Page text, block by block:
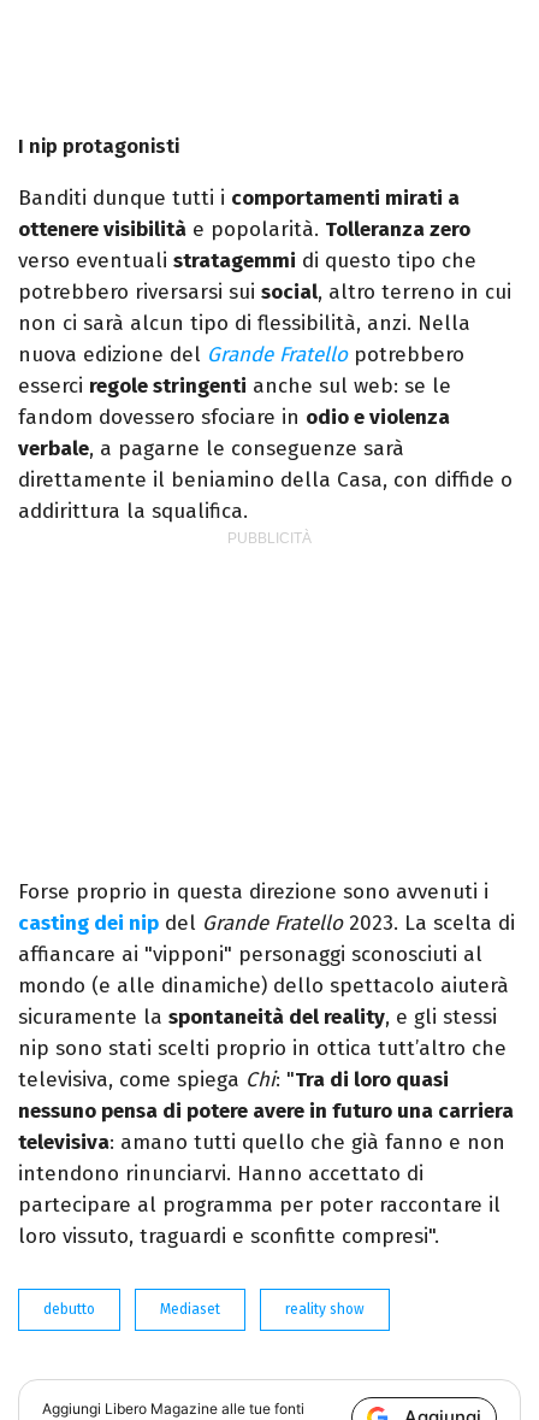
I nip protagonisti
Banditi dunque tutti i comportamenti mirati a
ottenere visibilità e popolarità. Tolleranza zero
verso eventuali stratagemmi di questo tipo che
potrebbero riversarsi sui social, altro terreno in cui
non ci sarà alcun tipo di flessibilità, anzi. Nella
nuova edizione del Grande Fratellopotrebbero
esserci regole stringenti anche sul web: se le
fandom dovessero sfociare in odio e violenza
verbale, a pagarne le conseguenze sarà
direttamente il beniamino della Casa, con diffide o
addirittura la squalifica.
Forse proprio in questa direzione sono avvenuti i
casting dei nip del Grande Fratello2023. La scelta di
affiancare ai "vipponi" personaggi sconosciuti al
mondo (e alle dinamiche) dello spettacolo aiuterà
sicuramente la spontaneità del reality, e gli stessi
nip sono stati scelti proprio in ottica tutt’altro che
televisiva, come spiega Chi: "Tra di loro quasi
nessuno pensa di potere avere in futuro una carriera
televisiva: amano tutti quello che già fanno e non
intendono rinunciarvi. Hanno accettato di
partecipare al programma per poter raccontare il
loro vissuto, traguardi e sconfitte compresi".
debutto Mediaset reality show
Aggiungi Libero Magazine alle tue fonti